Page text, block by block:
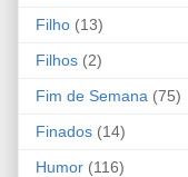
Filho (13)
Filhos (2)
Fim de Semana (75)
Finados (14)
Humor (116)